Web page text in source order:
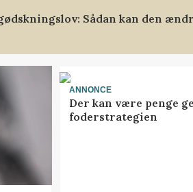
Sådan kan den
ANNONCE
Der kan være penge
foderstrategien